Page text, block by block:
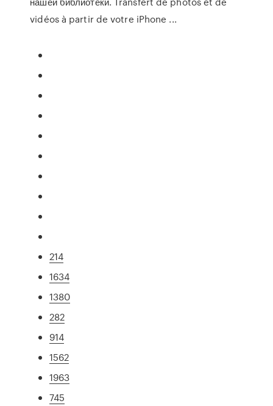
vidéos à partir de votre iPhone ...
214
1634
1380
282
914
1562
1963
745